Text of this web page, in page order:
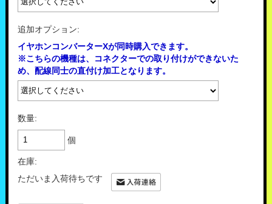
追加オプション:
イヤホンコンバーターXが同時購入できます。
※こちらの機種は、コネクターでの取り付けができないた
め、配線同士の直付け加工となります。
数量:
個
在庫:
ただいま入荷待ちです